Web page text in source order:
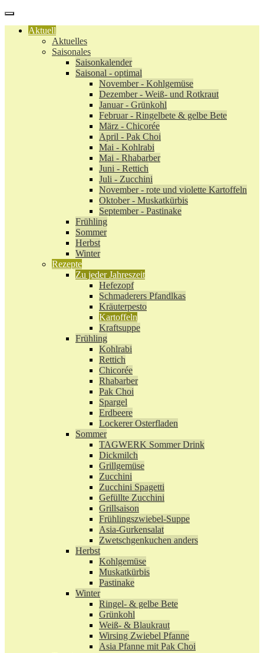
Aktuell
Aktuelles
Saisonales
Saisonkalender
Saisonal - optimal
November - Kohlgemüse
Dezember - Weiß- und Rotkraut
Januar - Grünkohl
Februar - Ringelbete & gelbe Bete
März - Chicorée
April - Pak Choi
Mai - Kohlrabi
Mai - Rhabarber
Juni - Rettich
Juli - Zucchini
November - rote und violette Kartoffeln
Oktober - Muskatkürbis
September - Pastinake
Frühling
Sommer
Herbst
Winter
Rezepte
Zu jeder Jahreszeit
Hefezopf
Schmaderers Pfandlkas
Kräuterpesto
Kartoffeln
Kraftsuppe
Frühling
Kohlrabi
Rettich
Chicorée
Rhabarber
Pak Choi
Spargel
Erdbeere
Lockerer Osterfladen
Sommer
TAGWERK Sommer Drink
Dickmilch
Grillgemüse
Zucchini
Zucchini Spagetti
Gefüllte Zucchini
Grillsaison
Frühlingszwiebel-Suppe
Asia-Gurkensalat
Zwetschgenkuchen anders
Herbst
Kohlgemüse
Muskatkürbis
Pastinake
Winter
Ringel- & gelbe Bete
Grünkohl
Weiß- & Blaukraut
Wirsing Zwiebel Pfanne
Asia Pfanne mit Pak Choi